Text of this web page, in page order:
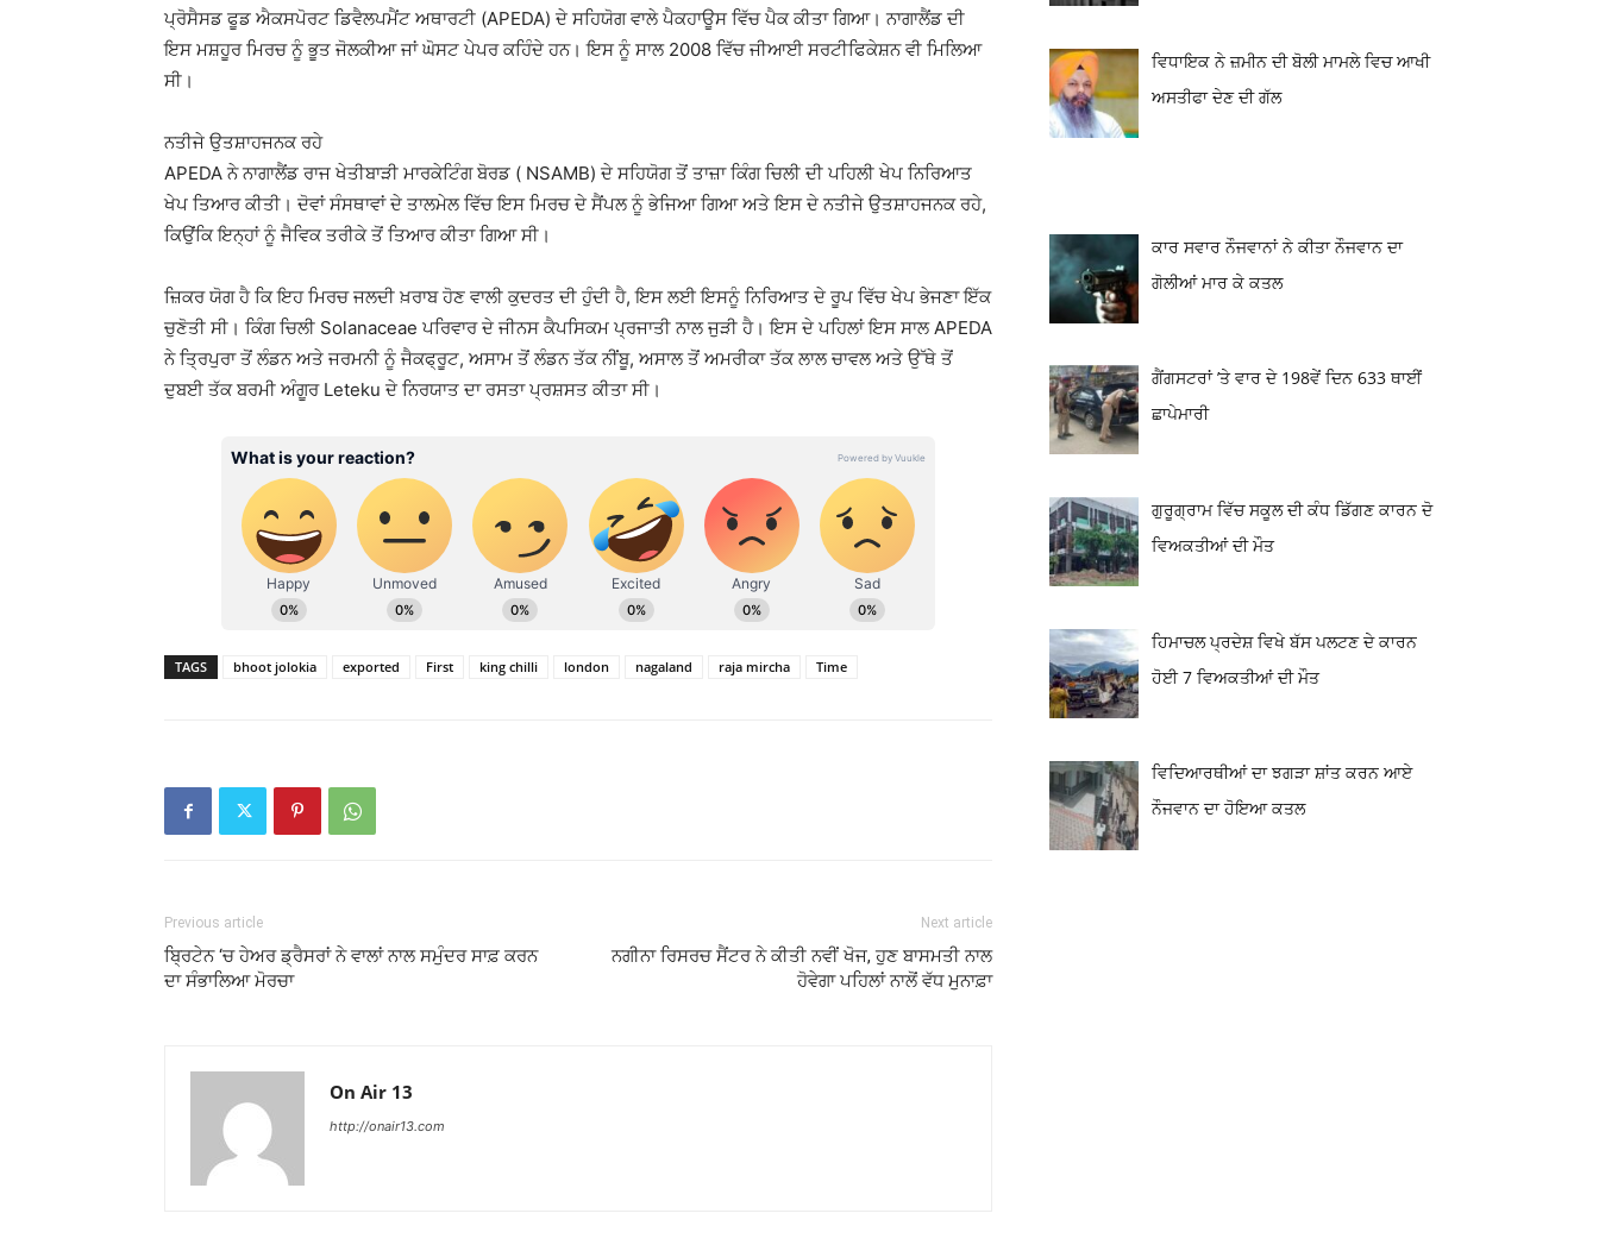
ਪ੍ਰੋਸੈਸਡ ਫੂਡ ਐਕਸਪੋਰਟ ਡਿਵੈਲਪਮੈਂਟ ਅਥਾਰਟੀ (APEDA) ਦੇ ਸਹਿਯੋਗ ਵਾਲੇ ਪੈਕਹਾਊਸ ਵਿੱਚ ਪੈਕ ਕੀਤਾ ਗਿਆ। ਨਾਗਾਲੈਂਡ ਦੀ
ਇਸ ਮਸ਼ਹੂਰ ਮਿਰਚ ਨੂੰ ਭੂਤ ਜੋਲਕੀਆ ਜਾਂ ਘੋਸਟ ਪੇਪਰ ਕਹਿੰਦੇ ਹਨ। ਇਸ ਨੂੰ ਸਾਲ 2008 ਵਿੱਚ ਜੀਆਈ ਸਰਟੀਫਿਕੇਸ਼ਨ ਵੀ ਮਿਲਿਆ
ਸੀ।
ਨਤੀਜੇ ਉਤਸ਼ਾਹਜਨਕ ਰਹੇ
APEDA ਨੇ ਨਾਗਾਲੈਂਡ ਰਾਜ ਖੇਤੀਬਾੜੀ ਮਾਰਕੇਟਿੰਗ ਬੋਰਡ ( NSAMB) ਦੇ ਸਹਿਯੋਗ ਤੋਂ ਤਾਜ਼ਾ ਕਿੰਗ ਚਿਲੀ ਦੀ ਪਹਿਲੀ ਖੇਪ ਨਿਰਿਆਤ
ਖੇਪ ਤਿਆਰ ਕੀਤੀ। ਦੋਵਾਂ ਸੰਸਥਾਵਾਂ ਦੇ ਤਾਲਮੇਲ ਵਿੱਚ ਇਸ ਮਿਰਚ ਦੇ ਸੈਂਪਲ ਨੂੰ ਭੇਜਿਆ ਗਿਆ ਅਤੇ ਇਸ ਦੇ ਨਤੀਜੇ ਉਤਸ਼ਾਹਜਨਕ ਰਹੇ,
ਕਿਉਂਕਿ ਇਨ੍ਹਾਂ ਨੂੰ ਜੈਵਿਕ ਤਰੀਕੇ ਤੋਂ ਤਿਆਰ ਕੀਤਾ ਗਿਆ ਸੀ।
ਜ਼ਿਕਰ ਯੋਗ ਹੈ ਕਿ ਇਹ ਮਿਰਚ ਜਲਦੀ ਖ਼ਰਾਬ ਹੋਣ ਵਾਲੀ ਕੁਦਰਤ ਦੀ ਹੁੰਦੀ ਹੈ, ਇਸ ਲਈ ਇਸਨੂੰ ਨਿਰਿਆਤ ਦੇ ਰੂਪ ਵਿੱਚ ਖੇਪ ਭੇਜਣਾ ਇੱਕ
ਚੁਣੋਤੀ ਸੀ। ਕਿੰਗ ਚਿਲੀ Solanaceae ਪਰਿਵਾਰ ਦੇ ਜੀਨਸ ਕੈਪਸਿਕਮ ਪ੍ਰਜਾਤੀ ਨਾਲ ਜੁੜੀ ਹੈ। ਇਸ ਦੇ ਪਹਿਲਾਂ ਇਸ ਸਾਲ APEDA
ਨੇ ਤ੍ਰਿਪੁਰਾ ਤੋਂ ਲੰਡਨ ਅਤੇ ਜਰਮਨੀ ਨੂੰ ਜੈਕਫ੍ਰੂਟ, ਅਸਾਮ ਤੋਂ ਲੰਡਨ ਤੱਕ ਨੀਂਬੂ, ਅਸਾਲ ਤੋਂ ਅਮਰੀਕਾ ਤੱਕ ਲਾਲ ਚਾਵਲ ਅਤੇ ਉੱਥੇ ਤੋਂ
ਦੁਬਈ ਤੱਕ ਬਰਮੀ ਅੰਗੂਰ Leteku ਦੇ ਨਿਰਯਾਤ ਦਾ ਰਸਤਾ ਪ੍ਰਸ਼ਸਤ ਕੀਤਾ ਸੀ।
TAGS bhoot jolokia exported First king chilli london nagaland raja mircha Time
Previous article
ਬ੍ਰਿਟੇਨ ‘ਚ ਹੇਅਰ ਡ੍ਰੈਸਰਾਂ ਨੇ ਵਾਲਾਂ ਨਾਲ ਸਮੁੰਦਰ ਸਾਫ਼ ਕਰਨ
ਦਾ ਸੰਭਾਲਿਆ ਮੋਰਚਾ
Next article
ਨਗੀਨਾ ਰਿਸਰਚ ਸੈਂਟਰ ਨੇ ਕੀਤੀ ਨਵੀਂ ਖੋਜ, ਹੁਣ ਬਾਸਮਤੀ ਨਾਲ
ਹੋਵੇਗਾ ਪਹਿਲਾਂ ਨਾਲੋਂ ਵੱਧ ਮੁਨਾਫ਼ਾ
On Air 13
http://onair13.com
ਵਿਧਾਇਕ ਨੇ ਜ਼ਮੀਨ ਦੀ ਬੋਲੀ ਮਾਮਲੇ ਵਿਚ ਆਖੀ
ਅਸਤੀਫਾ ਦੇਣ ਦੀ ਗੱਲ
ਕਾਰ ਸਵਾਰ ਨੌਜਵਾਨਾਂ ਨੇ ਕੀਤਾ ਨੌਜਵਾਨ ਦਾ
ਗੋਲੀਆਂ ਮਾਰ ਕੇ ਕਤਲ
ਗੈਂਗਸਟਰਾਂ ’ਤੇ ਵਾਰ ਦੇ 198ਵੇਂ ਦਿਨ 633 ਥਾਈਂ
ਛਾਪੇਮਾਰੀ
ਗੁਰੂਗ੍ਰਾਮ ਵਿੱਚ ਸਕੂਲ ਦੀ ਕੰਧ ਡਿੱਗਣ ਕਾਰਨ ਦੋ
ਵਿਅਕਤੀਆਂ ਦੀ ਮੌਤ
ਹਿਮਾਚਲ ਪ੍ਰਦੇਸ਼ ਵਿਖੇ ਬੱਸ ਪਲਟਣ ਦੇ ਕਾਰਨ
ਹੋਈ 7 ਵਿਅਕਤੀਆਂ ਦੀ ਮੌਤ
ਵਿਦਿਆਰਥੀਆਂ ਦਾ ਝਗੜਾ ਸ਼ਾਂਤ ਕਰਨ ਆਏ
ਨੌਜਵਾਨ ਦਾ ਹੋਇਆ ਕਤਲ